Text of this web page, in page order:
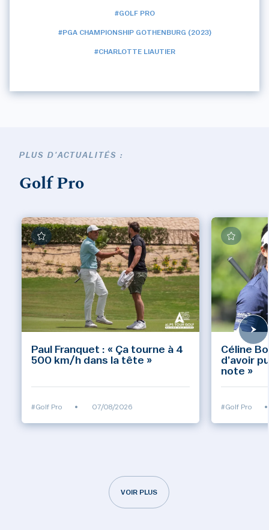
#GOLF PRO
#PGA CHAMPIONSHIP GOTHENBURG (2023)
#CHARLOTTE LIAUTIER
PLUS D'ACTUALITÉS :
Golf Pro
Paul Franquet : « Ça tourne à 4
500 km/h dans la tête »
#Golf Pro • 07/08/2026
Céline
d’avoir
note »
#Golf Pro •
VOIR PLUS